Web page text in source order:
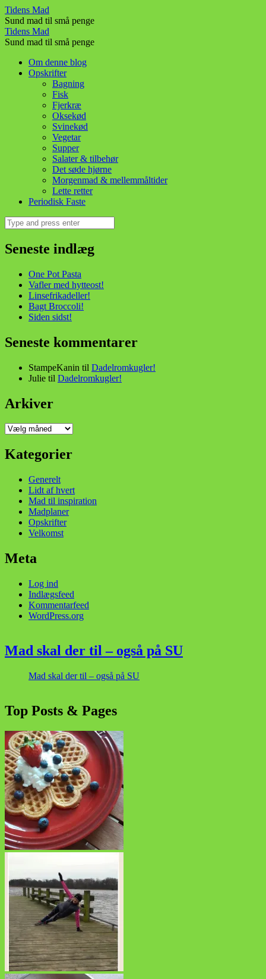
Madplan
uge
30!
Tidens
Tidens Mad
Sund mad til små penge
Madplan
uge
30!
Tidens
Tidens Mad
Sund mad til små penge
Skip
Om denne blog
Opskrifter
Bagning
Fisk
Fjerkræ
Oksekød
Svinekød
Vegetar
Supper
Salater & tilbehør
Det søde hjørne
Morgenmad & mellemmåltider
Lette retter
Periodisk Faste
Search
Seneste indlæg
One Pot Pasta
Vafler med hytteost!
Linsefrikadeller!
Bagt Broccoli!
Siden sidst!
Seneste kommentarer
StampeKanin til Dadelromkugler!
Julie til Dadelromkugler!
Arkiver
Arkiver
Kategorier
Generelt
Lidt af hvert
Mad til inspiration
Madplaner
Opskrifter
Velkomst
Meta
Log ind
Indlægsfeed
Kommentarfeed
WordPress.org
Mad skal der til – også på SU
Mad skal der til – også på SU
Top Posts & Pages